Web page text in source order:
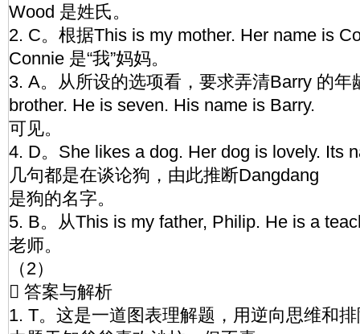
Wood 是姓氏。
2. C。根据This is my mother. Her name is
Connie 是“我”妈妈。
3. A。从所设的选项看，要求弄清Barry 的年
brother. He is seven. His name is Barry.
可见。
4. D。She likes a dog. Her dog is lovely. Its
几句都是在谈论狗，由此推断Dangdang
是狗的名字。
5. B。从This is my father, Philip. He is a
老师。
（2）
 答案与解析
1. T。这是一道图表理解题，用逆向思维和